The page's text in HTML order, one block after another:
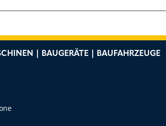
| BAUGERÄTE | BAUFAHRZEUGE